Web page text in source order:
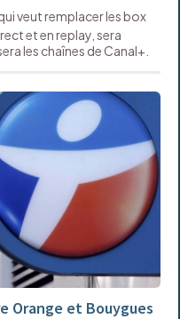
veut remplacer les box
et en replay, sera
les chaînes de Canal+.
Orange et Bouygues